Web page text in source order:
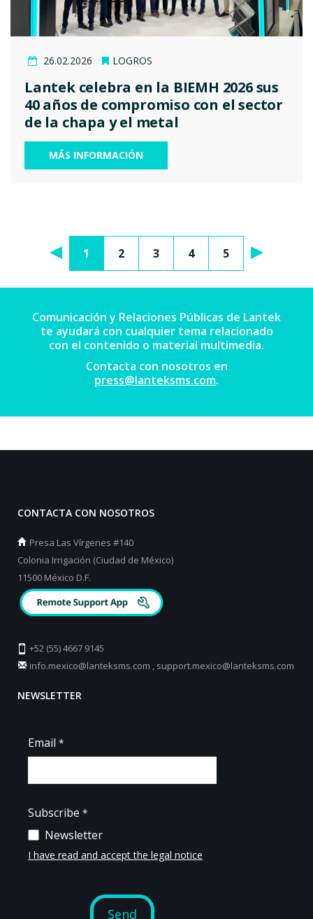
26.02.2026 LOGROS
Lantek celebra en la BIEMH 2026 sus
40 años de compromiso con el sector
de la chapa y el metal
MÁS INFORMACIÓN
1 2 3 4 5
Comunicación y Relaciones Públicas de Lantek
te ayudará con cualquier tema relacionado
con el contenido o material multimedia.
Contacta con nosotros en
press@lanteksms.com.
CONTACTA CON NOSOTROS
Presa Las Vírgenes #140
Colonia Irrigación (Ciudad de México)
11500 México D.F.
+52 (55) 4667 9145
info.mexico@lanteksms.com , support.mexico@lanteksms.com
NEWSLETTER